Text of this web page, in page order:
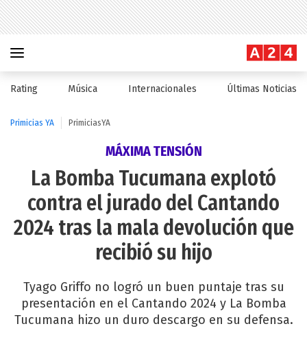
Rating Música Internacionales Últimas Noticias
Primicias YA PrimiciasYA
MÁXIMA TENSIÓN
La Bomba Tucumana explotó
contra el jurado del Cantando
2024 tras la mala devolución que
recibió su hijo
Tyago Griffo no logró un buen puntaje tras su
presentación en el Cantando 2024 y La Bomba
Tucumana hizo un duro descargo en su defensa.